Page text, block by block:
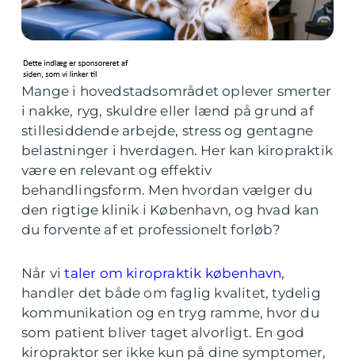
Mange i hovedstadsområdet oplever smerter
i nakke, ryg, skuldre eller lænd på grund af
stillesiddende arbejde, stress og gentagne
belastninger i hverdagen. Her kan kiropraktik
være en relevant og effektiv
behandlingsform. Men hvordan vælger du
den rigtige klinik i København, og hvad kan
du forvente af et professionelt forløb?
Når vitaler om kiropraktik københavn,
handler det både om faglig kvalitet, tydelig
kommunikation og en tryg ramme, hvor du
som patient bliver taget alvorligt. En god
kiropraktor ser ikke kun på dine symptomer,